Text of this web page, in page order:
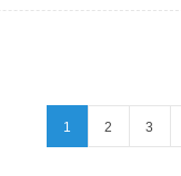
1 2 3